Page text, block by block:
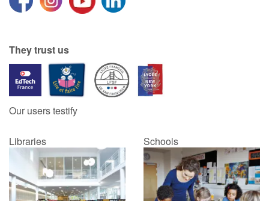
They trust us
Our users testify
Libraries Schools